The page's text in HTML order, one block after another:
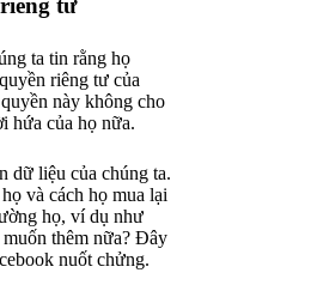
tư
ta tin rằng họ
riêng tư của
này không cho
hứa của họ nữa.
dữ liệu của chúng ta.
và cách họ mua lại
họ, ví dụ như
thêm nữa? Đây
nuốt chửng.